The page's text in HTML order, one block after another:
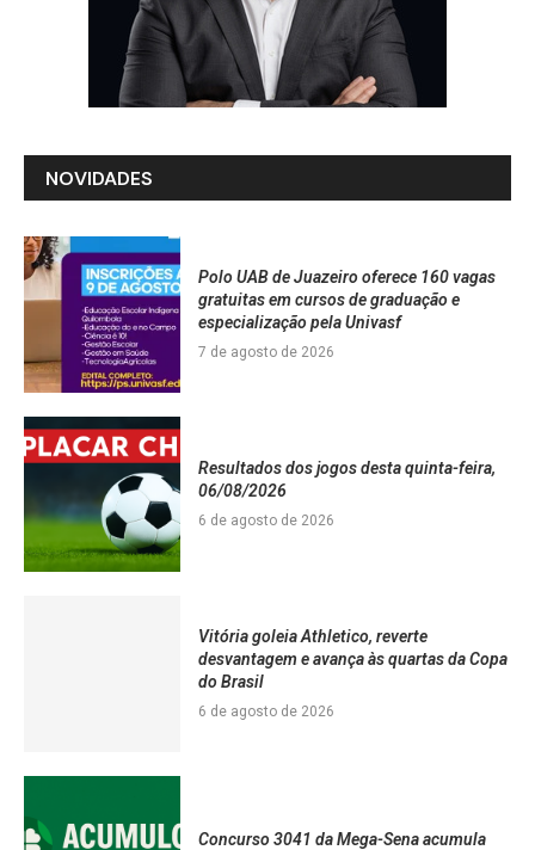
NOVIDADES
Polo UAB de Juazeiro oferece 160 vagas
gratuitas em cursos de graduação e
especialização pela Univasf
7 de agosto de 2026
Resultados dos jogos desta quinta-feira,
06/08/2026
6 de agosto de 2026
Vitória goleia Athletico, reverte
desvantagem e avança às quartas da Copa
do Brasil
6 de agosto de 2026
Concurso 3041 da Mega-Sena acumula